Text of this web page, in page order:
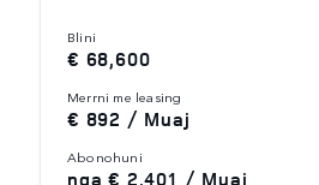
blini
€ 68,600
merrni me leasing
€ 892 / Muaj
abonohuni
nga € 2,401 / Muaj